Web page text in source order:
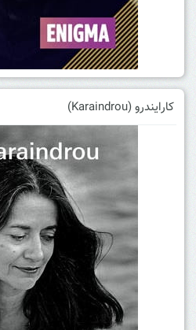
کارایندرو (Karaindrou)